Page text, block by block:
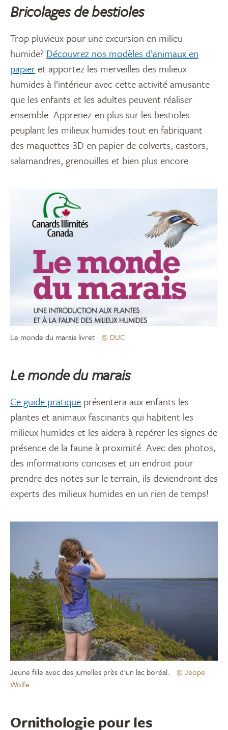
Bricolages de bestioles
Trop pluvieux pour une excursion en milieu
humide? Découvrez nos modèles d’animaux en
papieret apportez les merveilles des milieux
humides à l’intérieur avec cette activité amusante
que les enfants et les adultes peuvent réaliser
ensemble. Apprenez-en plus sur les bestioles
peuplant les milieux humides tout en fabriquant
des maquettes 3D en papier de colverts, castors,
salamandres, grenouilles et bien plus encore.
Le monde du marais livret © DUC
Le monde du marais
Ce guide pratique présentera aux enfants les
plantes et animaux fascinants qui habitent les
milieux humides et les aidera à repérer les signes de
présence de la faune à proximité. Avec des photos,
des informations concises et un endroit pour
prendre des notes sur le terrain, ils deviendront des
experts des milieux humides en un rien de temps!
Jeune fille avec des jumelles près d'un lac boréal.
© Jeope
Wolfe
Ornithologie pour les